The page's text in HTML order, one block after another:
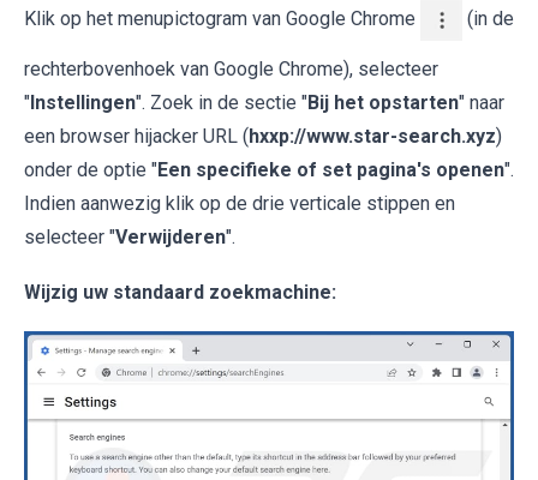
Klik op het menupictogram van Google Chrome (in de
rechterbovenhoek van Google Chrome), selecteer
"Instellingen". Zoek in de sectie "Bij het opstarten" naar
een browser hijacker URL (hxxp://www.star-search.xyz)
onder de optie "Een specifieke of set pagina's openen".
Indien aanwezig klik op de drie verticale stippen en
selecteer "Verwijderen".
Wijzig uw standaard zoekmachine: